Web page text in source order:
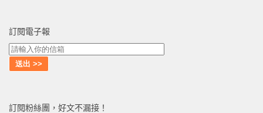
訂閱電子報
訂閱粉絲團，好文不漏接！